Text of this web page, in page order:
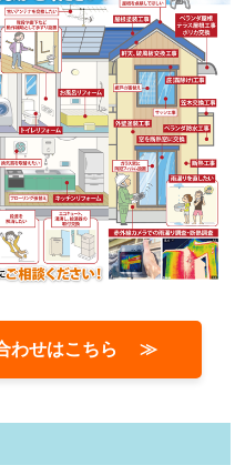
合わせはこちら ≫